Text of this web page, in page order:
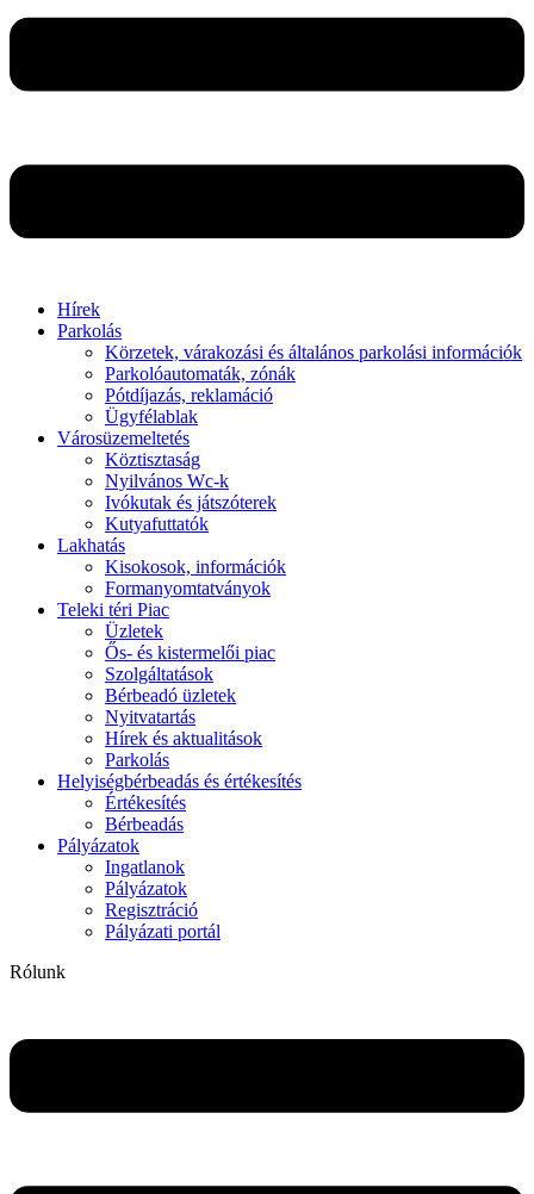
Hírek
Parkolás
Körzetek, várakozási és általános parkolási információk
Parkolóautomaták, zónák
Pótdíjazás, reklamáció
Ügyfélablak
Városüzemeltetés
Köztisztaság
Nyilvános Wc-k
Ivókutak és játszóterek
Kutyafuttatók
Lakhatás
Kisokosok, információk
Formanyomtatványok
Teleki téri Piac
Üzletek
Ős- és kistermelői piac
Szolgáltatások
Bérbeadó üzletek
Nyitvatartás
Hírek és aktualitások
Parkolás
Helyiségbérbeadás és értékesítés
Értékesítés
Bérbeadás
Pályázatok
Ingatlanok
Pályázatok
Regisztráció
Pályázati portál
Rólunk